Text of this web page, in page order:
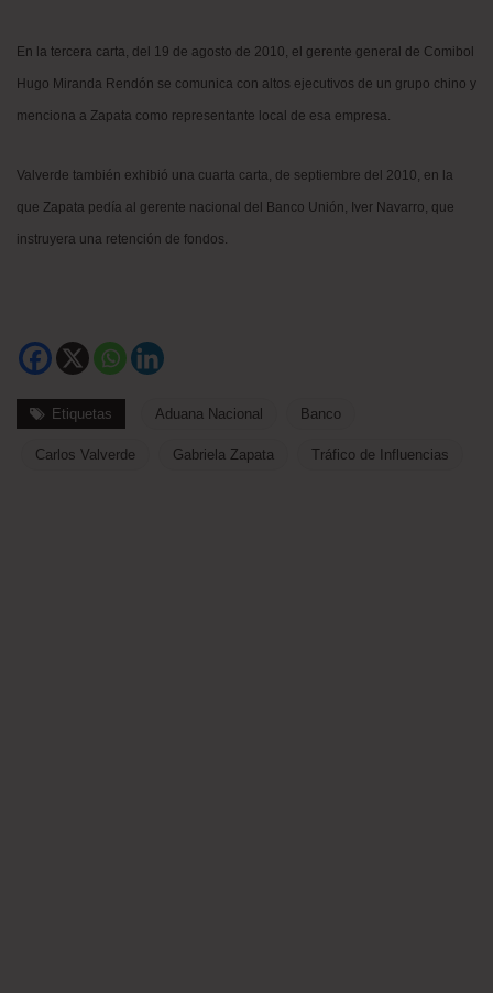
En la tercera carta, del 19 de agosto de 2010, el gerente general de Comibol
Hugo Miranda Rendón se comunica con altos ejecutivos de un grupo chino y
menciona a Zapata como representante local de esa empresa.
Valverde también exhibió una cuarta carta, de septiembre del 2010, en la
que Zapata pedía al gerente nacional del Banco Unión, Iver Navarro, que
instruyera una retención de fondos.
Etiquetas Aduana Nacional Banco
Carlos Valverde Gabriela Zapata Tráfico de Influencias